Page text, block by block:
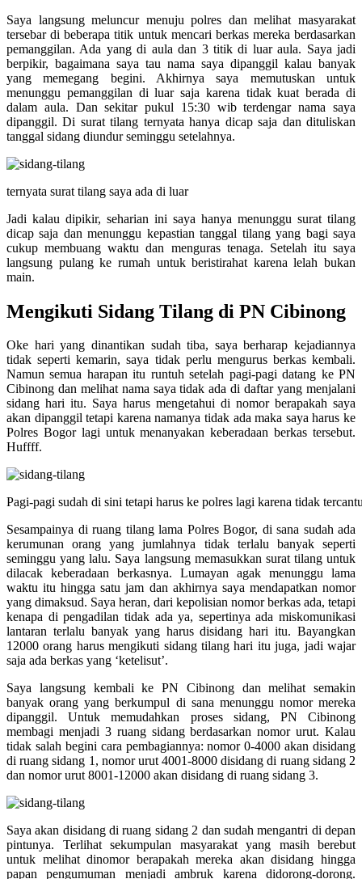
Saya langsung meluncur menuju polres dan melihat masyarakat
tersebar di beberapa titik untuk mencari berkas mereka berdasarkan
pemanggilan. Ada yang di aula dan 3 titik di luar aula. Saya jadi
berpikir, bagaimana saya tau nama saya dipanggil kalau banyak
yang memegang begini. Akhirnya saya memutuskan untuk
menunggu pemanggilan di luar saja karena tidak kuat berada di
dalam aula. Dan sekitar pukul 15:30 wib terdengar nama saya
dipanggil. Di surat tilang ternyata hanya dicap saja dan dituliskan
tanggal sidang diundur seminggu setelahnya.
ternyata surat tilang saya ada di luar
Jadi kalau dipikir, seharian ini saya hanya menunggu surat tilang
dicap saja dan menunggu kepastian tanggal tilang yang bagi saya
cukup membuang waktu dan menguras tenaga. Setelah itu saya
langsung pulang ke rumah untuk beristirahat karena lelah bukan
main.
Mengikuti Sidang Tilang di PN Cibinong
Oke hari yang dinantikan sudah tiba, saya berharap kejadiannya
tidak seperti kemarin, saya tidak perlu mengurus berkas kembali.
Namun semua harapan itu runtuh setelah pagi-pagi datang ke PN
Cibinong dan melihat nama saya tidak ada di daftar yang menjalani
sidang hari itu. Saya harus mengetahui di nomor berapakah saya
akan dipanggil tetapi karena namanya tidak ada maka saya harus ke
Polres Bogor lagi untuk menanyakan keberadaan berkas tersebut.
Huffff.
Pagi-pagi sudah di sini tetapi harus ke polres lagi karena tidak
Sesampainya di ruang tilang lama Polres Bogor, di sana sudah ada
kerumunan orang yang jumlahnya tidak terlalu banyak seperti
seminggu yang lalu. Saya langsung memasukkan surat tilang untuk
dilacak keberadaan berkasnya. Lumayan agak menunggu lama
waktu itu hingga satu jam dan akhirnya saya mendapatkan nomor
yang dimaksud. Saya heran, dari kepolisian nomor berkas ada, tetapi
kenapa di pengadilan tidak ada ya, sepertinya ada miskomunikasi
lantaran terlalu banyak yang harus disidang hari itu. Bayangkan
12000 orang harus mengikuti sidang tilang hari itu juga, jadi wajar
saja ada berkas yang ‘ketelisut’.
Saya langsung kembali ke PN Cibinong dan melihat semakin
banyak orang yang berkumpul di sana menunggu nomor mereka
dipanggil. Untuk memudahkan proses sidang, PN Cibinong
membagi menjadi 3 ruang sidang berdasarkan nomor urut. Kalau
tidak salah begini cara pembagiannya: nomor 0-4000 akan disidang
di ruang sidang 1, nomor urut 4001-8000 disidang di ruang sidang 2
dan nomor urut 8001-12000 akan disidang di ruang sidang 3.
Saya akan disidang di ruang sidang 2 dan sudah mengantri di depan
pintunya. Terlihat sekumpulan masyarakat yang masih berebut
untuk melihat dinomor berapakah mereka akan disidang hingga
papan pengumuman menjadi ambruk karena didorong-dorong.